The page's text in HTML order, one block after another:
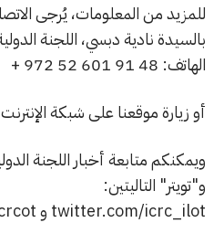
للمزید من المعلومات، یُرجى
بالسیدة نادیة دبسي، اللجنة
الھاتف: 48 91 601 52 972 +
أو زیارة موقعنا على شبكة
ویمكنكم متابعة أخبار اللجنة
و"تویتر" التالیتین:
twitter.com/icrc_ilot و facebook.com/icrcot